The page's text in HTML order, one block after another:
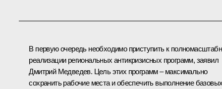
В первую очередь необходимо приступить к
реализации региональных антикризисных программ, заявил
Дмитрий Медведев. Цель этих программ – максимально
сохранить рабочие места и обеспечить выполнение